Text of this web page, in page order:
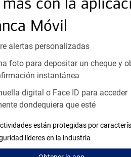
Móvil
alertas personalizadas
foto para depositar un cheque y
instantánea
digital o Face ID para acceder
dondequiera que esté
están protegidas por
líderes en la industria
No Están
No Tienen Garantía
No Constituyen